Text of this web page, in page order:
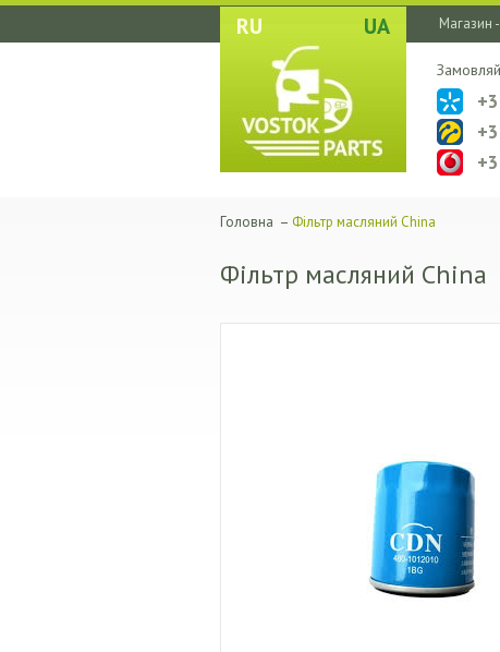
RU UA Магазин
Головна – Фільтр масляний China
Фільтр масляний China